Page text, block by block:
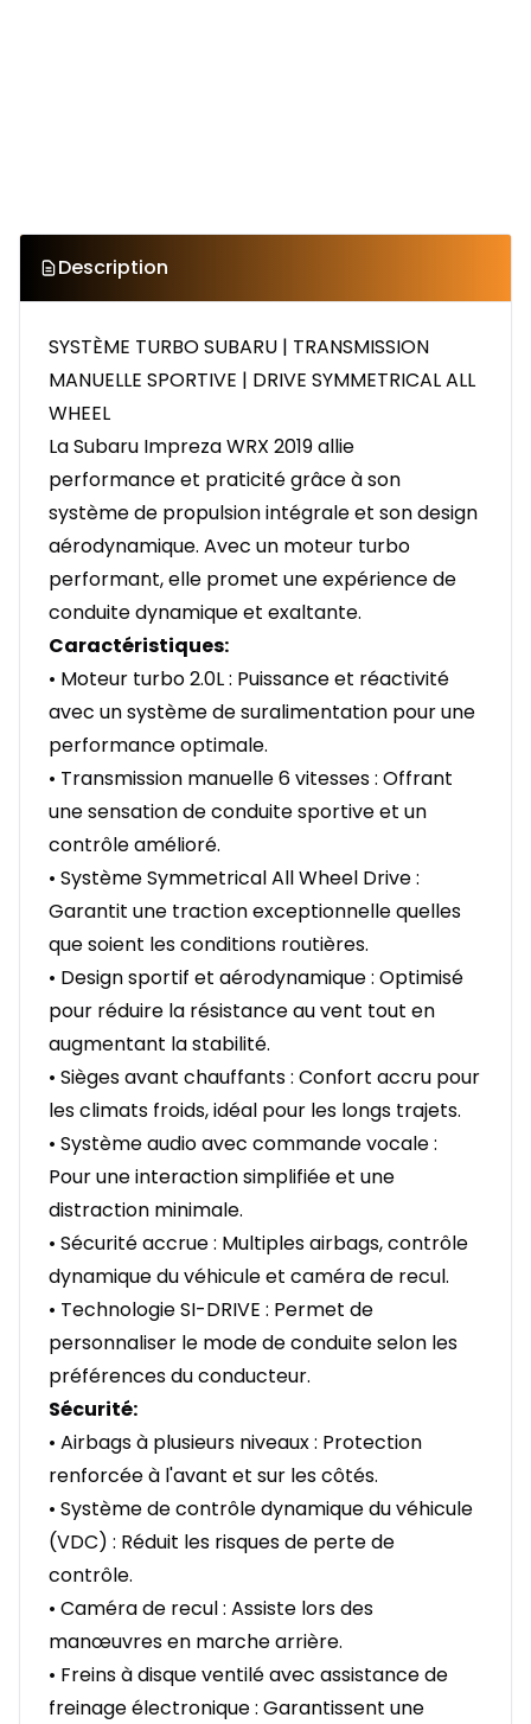
Description
SYSTÈME TURBO SUBARU | TRANSMISSION
MANUELLE SPORTIVE | DRIVE SYMMETRICAL ALL
WHEEL
La Subaru Impreza WRX 2019 allie
performance et praticité grâce à son
système de propulsion intégrale et son design
aérodynamique. Avec un moteur turbo
performant, elle promet une expérience de
conduite dynamique et exaltante.
Caractéristiques:
• Moteur turbo 2.0L : Puissance et réactivité
avec un système de suralimentation pour une
performance optimale.
• Transmission manuelle 6 vitesses : Offrant
une sensation de conduite sportive et un
contrôle amélioré.
• Système Symmetrical All Wheel Drive :
Garantit une traction exceptionnelle quelles
que soient les conditions routières.
• Design sportif et aérodynamique : Optimisé
pour réduire la résistance au vent tout en
augmentant la stabilité.
• Sièges avant chauffants : Confort accru pour
les climats froids, idéal pour les longs trajets.
• Système audio avec commande vocale :
Pour une interaction simplifiée et une
distraction minimale.
• Sécurité accrue : Multiples airbags, contrôle
dynamique du véhicule et caméra de recul.
• Technologie SI-DRIVE : Permet de
personnaliser le mode de conduite selon les
préférences du conducteur.
Sécurité:
• Airbags à plusieurs niveaux : Protection
renforcée à l'avant et sur les côtés.
• Système de contrôle dynamique du véhicule
(VDC) : Réduit les risques de perte de
contrôle.
• Caméra de recul : Assiste lors des
manœuvres en marche arrière.
• Freins à disque ventilé avec assistance de
freinage électronique : Garantissent une